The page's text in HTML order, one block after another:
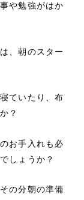
や勉強がはか
、朝のスター
ていたり、布
？
お手入れも必
しょうか？
の分朝の準備